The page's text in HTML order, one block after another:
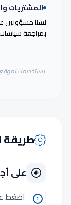
المشتريات
لسنا مسؤولين
بمراجعة
طريقة
على
1 اضغط